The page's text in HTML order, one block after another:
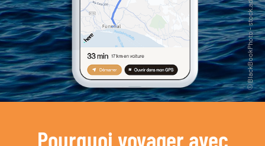
Pourquoi voyager avec